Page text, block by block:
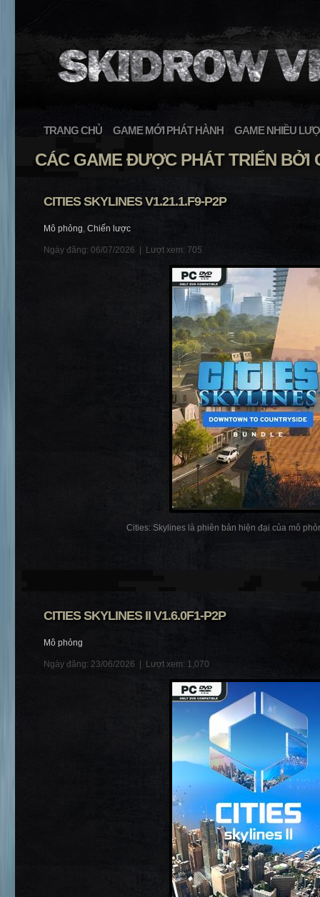
TRANG CHỦ GAME MỚI PHÁT HÀNH GAME NHIỀU
CÁC GAME ĐƯỢC PHÁT TRIỂN BỞI
CITIES SKYLINES V1.21.1.F9-P2P
Mô phỏng, Chiến lược
Ngày đăng: 06/07/2026 | Lượt xem: 705
Cities: Skylines là phiên bản hiện đại của mô
CITIES SKYLINES II V1.6.0F1-P2P
Mô phỏng
Ngày đăng: 23/06/2026 | Lượt xem: 1,070